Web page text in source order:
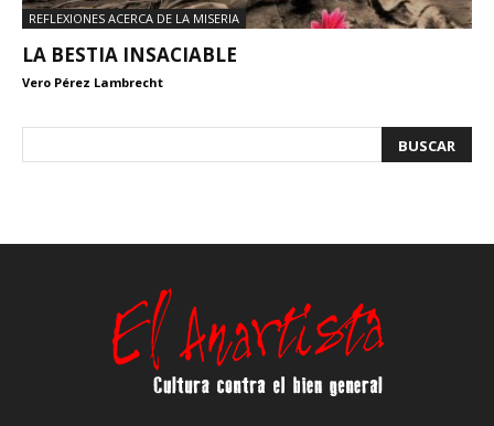
REFLEXIONES ACERCA DE LA MISERIA
LA BESTIA INSACIABLE
Vero Pérez Lambrecht